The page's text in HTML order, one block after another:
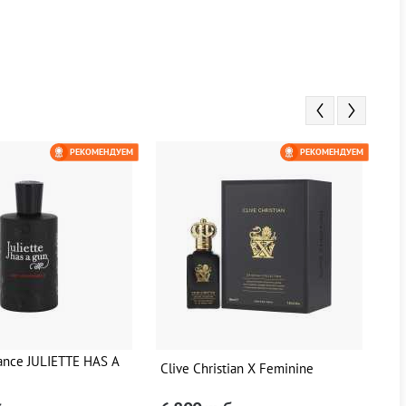
JULIETTE HAS A
РЕКОМЕНДУЕМ
Clive Christian X Feminine
РЕКОМЕНДУЕМ